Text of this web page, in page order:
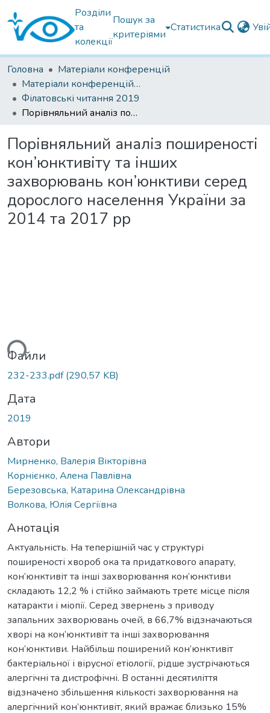
Розділи
та
колекції
Пошук за
критеріями
Статистика
Головна
Матеріали конференцій
Матеріали конференцій Інституту Філатова
Філатовські читання 2019
Порівняльний аналіз поширеності кон’юнктивіту та інших захворювань кон’юнктиви серед дорослого населення України за 2014 та 2017 рр
Порівняльний аналіз поширеності
кон’юнктивіту та інших
захворювань кон’юнктиви серед
дорослого населення України за
2014 та 2017 рр
Файли
232-233.pdf(290,57 KB)
Дата
2019
Автори
Мирненко, Валерія Вікторівна
Корнієнко, Алена Павлівна
Березовська, Катарина Олександрівна
Волкова, Юлія Сергіївна
Анотація
Актуальність. На теперішній час у структурі
поширеності хвороб ока та придаткового апарату,
кон’юнктивіт та інші захворювання кон’юнктиви
складають 12,2 % і стійко займають третє місце після
катаракти і міопії. Серед звернень з приводу
запальних захворювань очей, в 66,7% відзначаються
хворі на кон’юнктивіт та інші захворювання
кон’юнктиви. Найбільш поширений кон’юнктивіт
бактеріальної і вірусної етіології, рідше зустрічаються
алергічні та дистрофічні. В останні десятиліття
відзначено збільшення кількості захворювання на
алергічний кон’юнктивіт, який вражає близько 15%